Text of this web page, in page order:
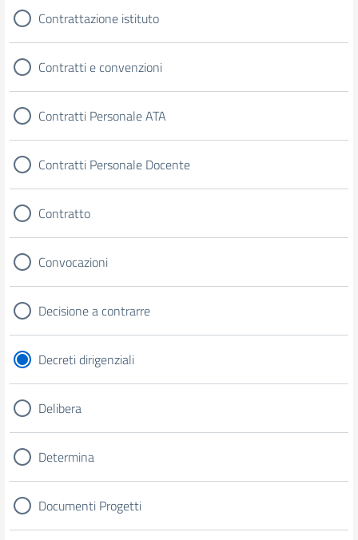
Contrattazione istituto
Contratti e convenzioni
Contratti Personale ATA
Contratti Personale Docente
Contratto
Convocazioni
Decisione a contrarre
Decreti dirigenziali
Delibera
Determina
Documenti Progetti